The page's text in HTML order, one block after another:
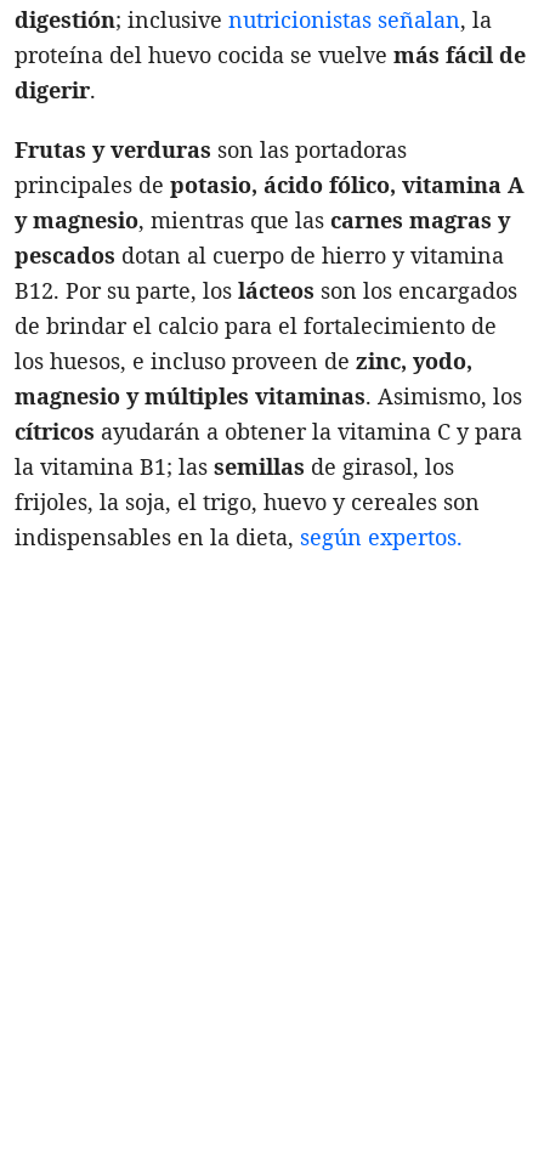
digestión; inclusive nutricionistas señalan, la
proteína del huevo cocida se vuelve más fácil de
digerir.
Frutas y verduras son las portadoras
principales de potasio, ácido fólico, vitamina A
y magnesio, mientras que las carnes magras y
pescados dotan al cuerpo de hierro y vitamina
B12. Por su parte, los lácteos son los encargados
de brindar el calcio para el fortalecimiento de
los huesos, e incluso proveen de zinc, yodo,
magnesio y múltiples vitaminas. Asimismo, los
cítricos ayudarán a obtener la vitamina C y para
la vitamina B1; las semillas de girasol, los
frijoles, la soja, el trigo, huevo y cereales son
indispensables en la dieta, según expertos.